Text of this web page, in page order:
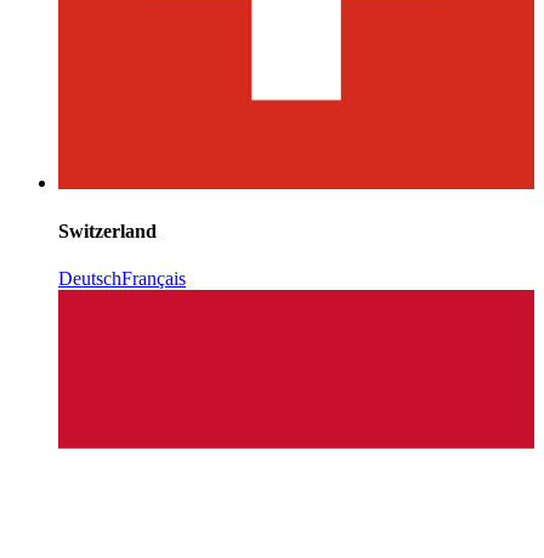
Switzerland
DeutschFrançais